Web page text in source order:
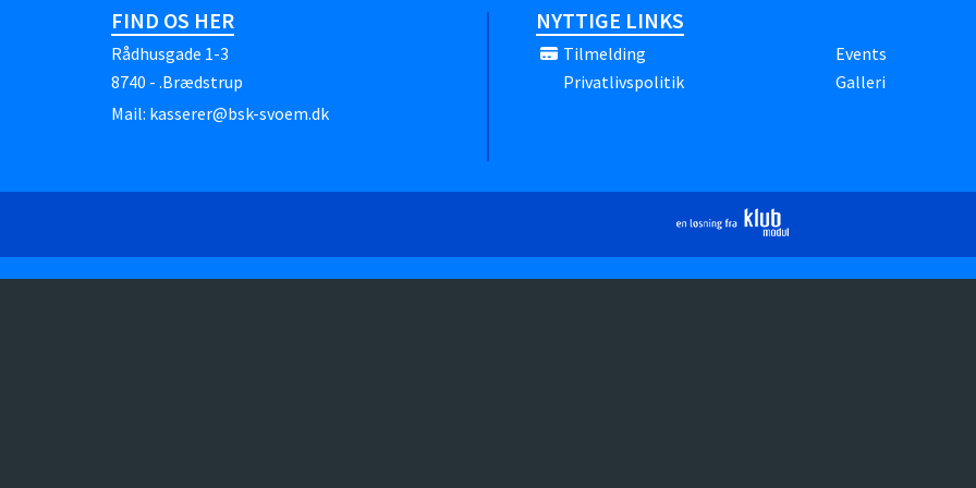
FIND OS HER
Rådhusgade 1-3
8740 - .Brædstrup
Mail: kasserer@bsk-svoem.dk
NYTTIGE LINKS
Tilmelding Events
Privatlivspolitik
Galleri